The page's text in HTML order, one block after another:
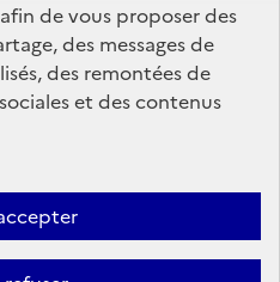
de vous proposer des
des messages de
des remontées de
et des contenus
des témoins de connexion